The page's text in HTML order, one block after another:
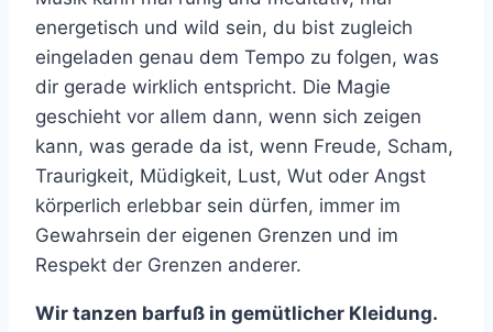
energetisch und wild sein, du bist zugleich
eingeladen genau dem Tempo zu folgen, was
dir gerade wirklich entspricht. Die Magie
geschieht vor allem dann, wenn sich zeigen
kann, was gerade da ist, wenn Freude, Scham,
Traurigkeit, Müdigkeit, Lust, Wut oder Angst
körperlich erlebbar sein dürfen, immer im
Gewahrsein der eigenen Grenzen und im
Respekt der Grenzen anderer.
Wir tanzen barfuß in gemütlicher Kleidung.